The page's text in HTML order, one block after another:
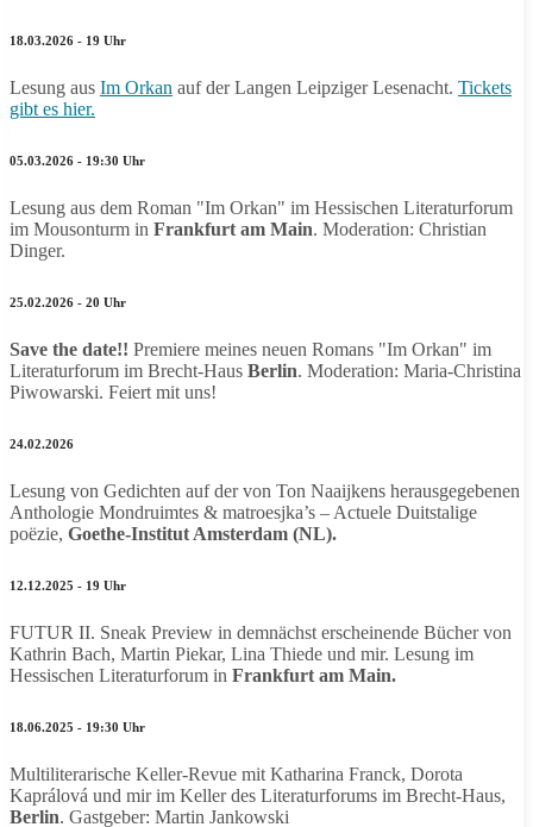
18.03.2026 - 19 Uhr
Lesung aus Im Orkan auf der Langen Leipziger Lesenacht. Tickets
gibt es hier.
05.03.2026 - 19:30 Uhr
Lesung aus dem Roman "Im Orkan" im Hessischen Literaturforum
im Mousonturm in Frankfurt am Main. Moderation: Christian
Dinger.
25.02.2026 - 20 Uhr
Save the date!! Premiere meines neuen Romans "Im Orkan" im
Literaturforum im Brecht-Haus Berlin. Moderation: Maria-Christina
Piwowarski. Feiert mit uns!
24.02.2026
Lesung von Gedichten auf der von Ton Naaijkens herausgegebenen
Anthologie Mondruimtes & matroesjka’s – Actuele Duitstalige
poëzie, Goethe-Institut Amsterdam (NL).
12.12.2025 - 19 Uhr
FUTUR II. Sneak Preview in demnächst erscheinende Bücher von
Kathrin Bach, Martin Piekar, Lina Thiede und mir. Lesung im
Hessischen Literaturforum in Frankfurt am Main.
18.06.2025 - 19:30 Uhr
Multiliterarische Keller-Revue mit Katharina Franck, Dorota
Kaprálová und mir im Keller des Literaturforums im Brecht-Haus,
Berlin. Gastgeber: Martin Jankowski